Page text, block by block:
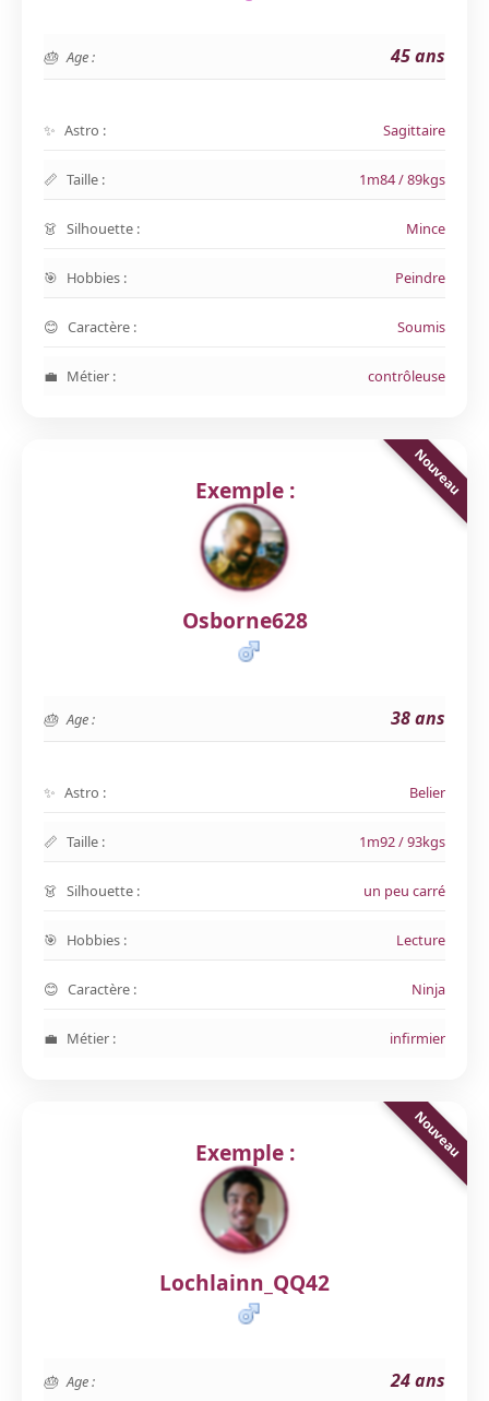
Age : 45 ans
Astro : Sagittaire
Taille : 1m84 / 89kgs
Silhouette : Mince
Hobbies : Peindre
Caractère : Soumis
Métier : contrôleuse
Exemple :
Osborne628
Age : 38 ans
Astro : Belier
Taille : 1m92 / 93kgs
Silhouette : un peu carré
Hobbies : Lecture
Caractère : Ninja
Métier : infirmier
Exemple :
Lochlainn_QQ42
Age : 24 ans